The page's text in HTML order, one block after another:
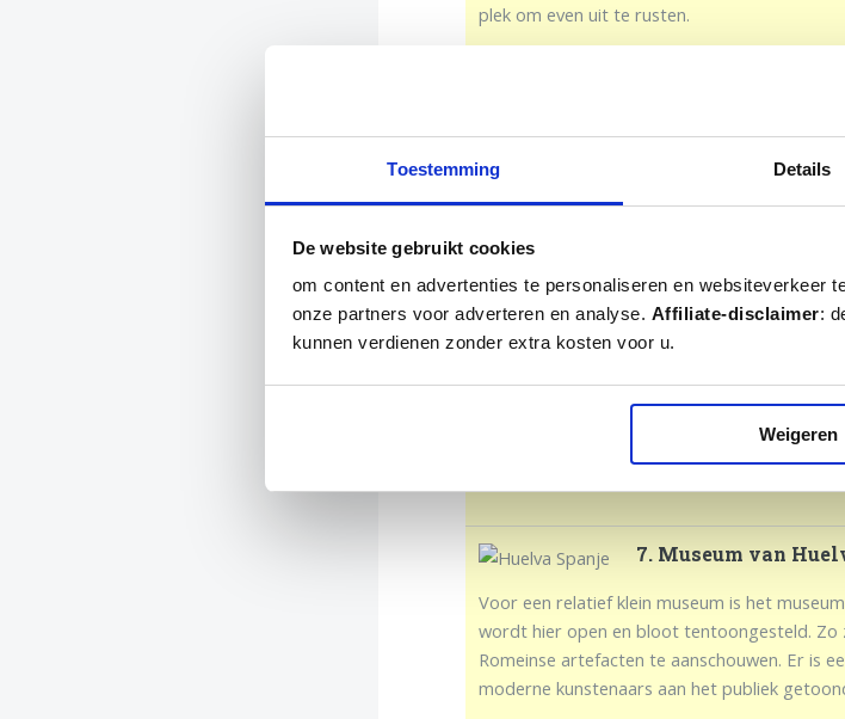
Toestemming Details
De website gebruikt cookies
om content en advertenties te personaliseren en websiteverkeer
onze partners voor adverteren en analyse. Affiliate-disclaimer:
kunnen verdienen zonder extra kosten voor u.
Weigeren
plek om even uit te rusten.
5.
Het Santuario de Nuestra Señora de La
prima te bewandelen, maar natuurlijk ook
klooster heeft een kleine kapel, die de
geschikt voor het uitrusten na de mogelijke
6. Casa Colon
Tegenover het Monumento a la Virgen del
Hotel Colón om de 400e verjaardag van de
rust in de normaliter snikhete stad van
7. Museum van
Voor een relatief klein museum is het
wordt hier open en bloot tentoongesteld. Zo
Romeinse artefacten te aanschouwen. Er is
moderne kunstenaars aan het publiek